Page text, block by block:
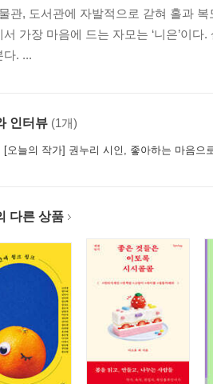
관, 도서관에 자발적으로 갇혀 홀과
서 가장 마음에 드는 자모는 ‘니은’이
다. ...
인터뷰 (1개)
[오늘의 작가] 권누리 시인, 좋아하는 마음으
다른 상품